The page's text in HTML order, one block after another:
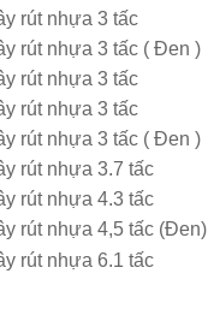
rút nhựa 3 tấc
rút nhựa 3 tấc ( Đen )
rút nhựa 3 tấc
rút nhựa 3 tấc
rút nhựa 3 tấc ( Đen )
rút nhựa 3.7 tấc
rút nhựa 4.3 tấc
rút nhựa 4,5 tấc (Đen)
rút nhựa 6.1 tấc